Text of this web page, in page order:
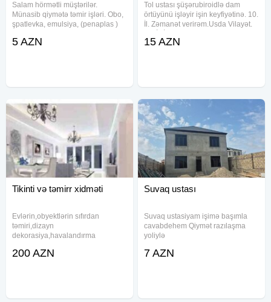
Salam hörmətli müştərilər.
Münasib qiymətə təmir işləri. Obo,
şpatlevka, emulsiya, (penaplas )
münasib və keyfiyyətli, wotsapp -
5 AZN
Tol ustası şüşərubiroidlə dam
örtüyünü işləyir işin keyfiyətinə. 10.
İl. Zəmanət verirəm.Usda Vilayət.
15 AZN
Tikinti və təmirr xidməti
Evlərin,obyektlərin sıfırdan
təmiri,dizayn
dekorasiya,havalandırma
quraşdırılması,elektrik və
200 AZN
Suvaq ustası
Suvaq ustasiyam işimə başımla
cavabdehem Qiymət razılaşma
yoliylə
7 AZN